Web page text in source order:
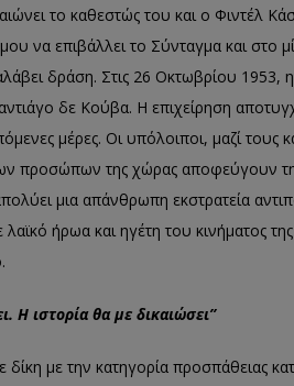
το καθεστώς του και ο Φιντέλ
να επιβάλλει το Σύνταγμα και
δράση. Στις 26 Οκτωβρίου 1953,
δε Κούβα. Η επιχείρηση
μέρες. Οι υπόλοιποι, μαζί
προσώπων της χώρας αποφεύγουν
μια απάνθρωπη εκστρατεία
ήρωα και ηγέτη του κινήματος
Η ιστορία θα με δικαιώσει”
δίκη με την κατηγορία προσπάθειας